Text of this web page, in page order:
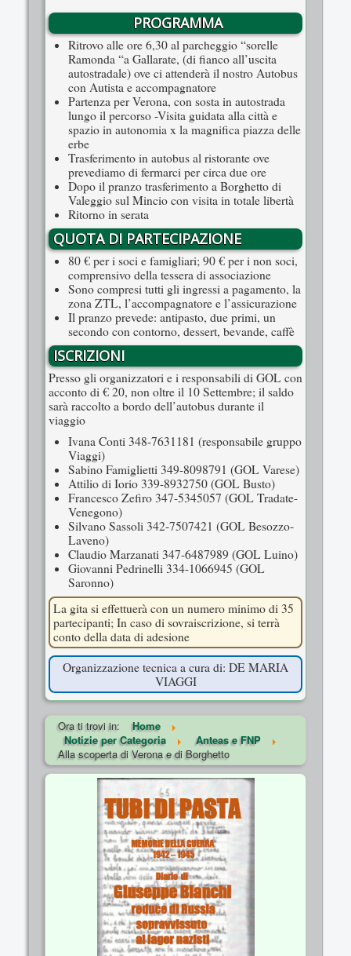
PROGRAMMA
Ritrovo alle ore 6,30 al parcheggio “sorelle
Ramonda “a Gallarate, (di fianco all’uscita
autostradale) ove ci attenderà il nostro Autobus
con Autista e accompagnatore
Partenza per Verona, con sosta in autostrada
lungo il percorso -Visita guidata alla città e
spazio in autonomia x la magnifica piazza delle
erbe
Trasferimento in autobus al ristorante ove
prevediamo di fermarci per circa due ore
Dopo il pranzo trasferimento a Borghetto di
Valeggio sul Mincio con visita in totale libertà
Ritorno in serata
QUOTA DI PARTECIPAZIONE
80 € per i soci e famigliari; 90 € per i non soci,
comprensivo della tessera di associazione
Sono compresi tutti gli ingressi a pagamento, la
zona ZTL, l’accompagnatore e l’assicurazione
Il pranzo prevede: antipasto, due primi, un
secondo con contorno, dessert, bevande, caffè
ISCRIZIONI
Presso gli organizzatori e i responsabili di GOL con
acconto di € 20, non oltre il 10 Settembre; il saldo
sarà raccolto a bordo dell’autobus durante il
viaggio
Ivana Conti 348-7631181 (responsabile gruppo
Viaggi)
Sabino Famiglietti 349-8098791 (GOL Varese)
Attilio di Iorio 339-8932750 (GOL Busto)
Francesco Zefiro 347-5345057 (GOL Tradate-
Venegono)
Silvano Sassoli 342-7507421 (GOL Besozzo-
Laveno)
Claudio Marzanati 347-6487989 (GOL Luino)
Giovanni Pedrinelli 334-1066945 (GOL
Saronno)
La gita si effettuerà con un numero minimo di 35
partecipanti; In caso di sovraiscrizione, si terrà
conto della data di adesione
Organizzazione tecnica a cura di: DE MARIA
VIAGGI
Ora ti trovi in:
Home
Notizie per Categoria
Anteas e FNP
Alla scoperta di Verona e di Borghetto